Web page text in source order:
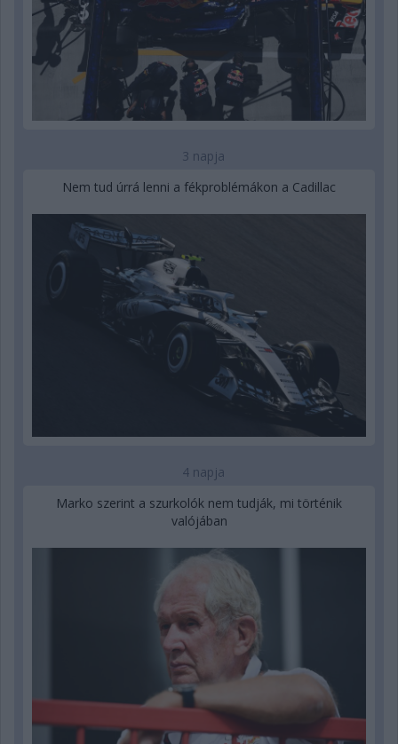
3 napja
Nem tud úrrá lenni a fékproblémákon a Cadillac
4 napja
Marko szerint a szurkolók nem tudják, mi történik
valójában